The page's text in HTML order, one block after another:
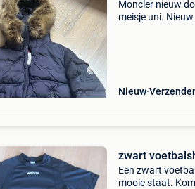
Moncler nieuw
meisje uni.
Nieuw
zwart
Een zwart
mooie staat.